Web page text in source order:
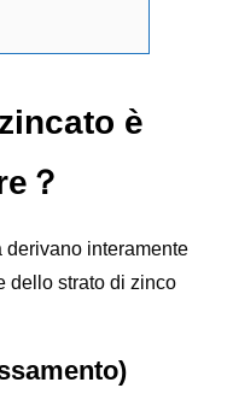
è
？
derivano interamente
dello strato di zinco